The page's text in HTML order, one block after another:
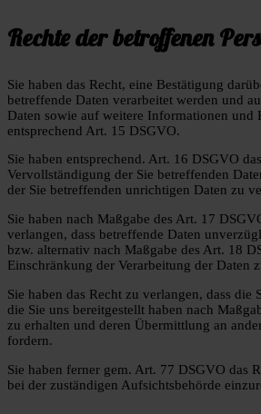
Rechte der betroffenen
Sie haben das Recht, eine Bestätigung
betreffende Daten verarbeitet werden und
Daten sowie auf weitere Informationen und
entsprechend Art. 15 DSGVO.
Sie haben entsprechend. Art. 16 DSGVO
Vervollständigung der Sie betreffenden
der Sie betreffenden unrichtigen Daten zu
Sie haben nach Maßgabe des Art. 17
verlangen, dass betreffende Daten
bzw. alternativ nach Maßgabe des Art. 18
Einschränkung der Verarbeitung der Daten
Sie haben das Recht zu verlangen, dass die
die Sie uns bereitgestellt haben nach
zu erhalten und deren Übermittlung an
fordern.
Sie haben ferner gem. Art. 77 DSGVO das
bei der zuständigen Aufsichtsbehörde